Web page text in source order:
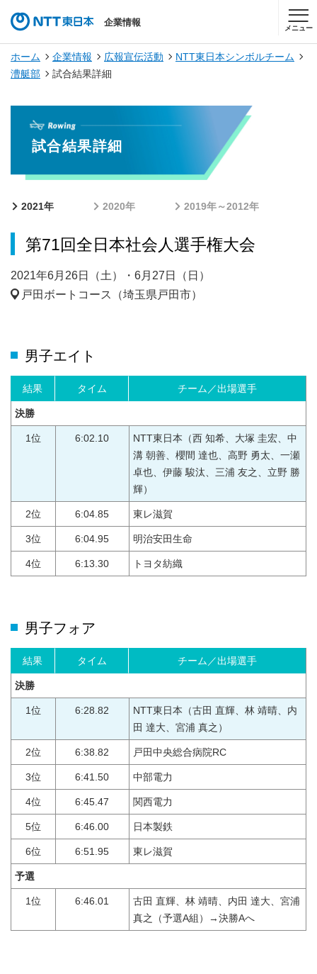
企業情報
メニュー
ホーム 企業情報 広報宣伝活動
NTT東日本シンボルチーム
漕艇部
試合結果詳細
試合結果詳細
2021年 2020年 2019年～2012年
第71回全日本社会人選手権大会
2021年6月26日（土）・6月27日（日）
戸田ボートコース（埼玉県戸田市）
男子エイト
結果 タイム チーム／出場選手
決勝
1位 6:02.10
NTT東日本（西 知希、大塚 圭宏、中
溝 朝善、櫻間 達也、高野 勇太、一瀬
卓也、伊藤 駿汰、三浦 友之、立野 勝
輝）
2位 6:04.85 東レ滋賀
3位 6:04.95 明治安田生命
4位 6:13.30 トヨタ紡織
男子フォア
結果 タイム チーム／出場選手
決勝
1位 6:28.82
NTT東日本（古田 直輝、林 靖晴、内
田 達大、宮浦 真之）
2位 6:38.82 戸田中央総合病院RC
3位 6:41.50 中部電力
4位 6:45.47 関西電力
5位 6:46.00 日本製鉄
6位 6:51.95 東レ滋賀
予選
1位 6:46.01
古田 直輝、林 靖晴、内田 達大、宮浦
真之（予選A組）→決勝Aへ